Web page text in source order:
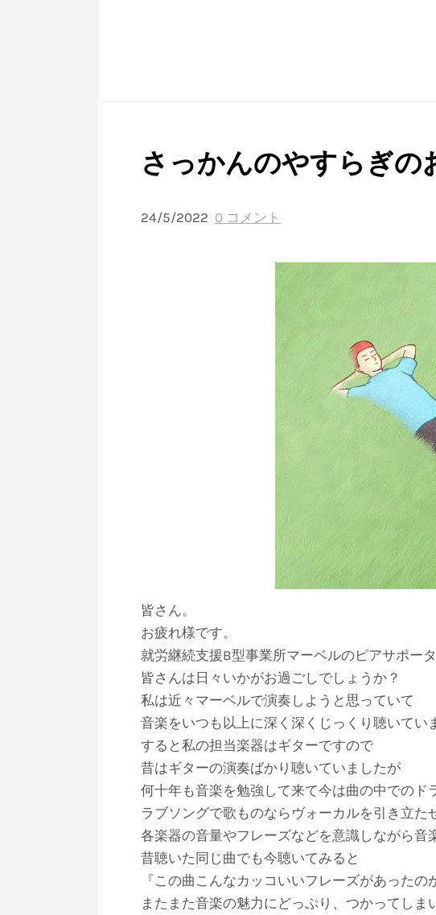
さっかんのやすらぎの
24/5/2022 0 コメント
皆さん。
お疲れ様です。
就労継続支援B型事業所マーベルのピアサポー
皆さんは日々いかがお過ごしでしょうか？
私は近々マーベルで演奏しようと思っていて
音楽をいつも以上に深く深くじっくり聴いてい
すると私の担当楽器はギターですので
​昔はギターの演奏ばかり聴いていましたが
何十年も音楽を勉強して来て今は曲の中でのド
ラブソングで歌ものならヴォーカルを引き立た
各楽器の音量やフレーズなどを意識しながら音
昔聴いた同じ曲でも今聴いてみると
『この曲こんなカッコいいフレーズがあった
またまた音楽の魅力にどっぷり、つかってしま